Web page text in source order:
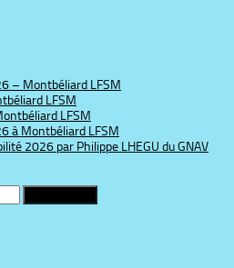
– Montbéliard LFSM
LFSM
LFSM
à Montbéliard LFSM
2026 par Philippe LHEGU du GNAV